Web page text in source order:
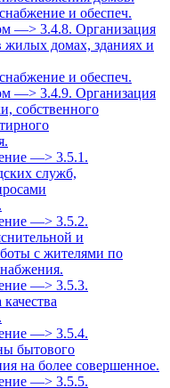
и обеспеч.
—> 3.4.8. Организация
жилых домах, зданиях и
и обеспеч.
—> 3.4.9. Организация
собственного
—> 3.5.1.
служб,
—> 3.5.2.
и
с жителями по
—> 3.5.3.
—> 3.5.4.
бытового
на более совершенное.
—> 3.5.5.